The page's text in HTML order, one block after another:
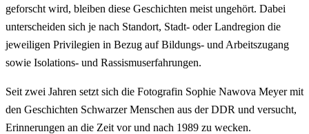
geforscht wird, bleiben diese Geschichten meist ungehört. Dabei
unterscheiden sich je nach Standort, Stadt- oder Landregion die
jeweiligen Privilegien in Bezug auf Bildungs- und Arbeitszugang
sowie Isolations- und Rassismuserfahrungen.
Seit zwei Jahren setzt sich die Fotografin Sophie Nawova Meyer mit
den Geschichten Schwarzer Menschen aus der DDR und versucht,
Erinnerungen an die Zeit vor und nach 1989 zu wecken.